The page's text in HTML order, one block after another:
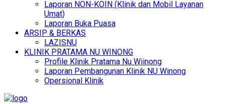
Laporan NON-KOIN (Klinik dan Mobil Layanan
Umat)
Laporan Buka Puasa
ARSIP & BERKAS
LAZISNU
KLINIK PRATAMA NU WINONG
Profile Klinik Pratama Nu Wiinong
Laporan Pembangunan Klinik NU Winong
Opersional Klinik